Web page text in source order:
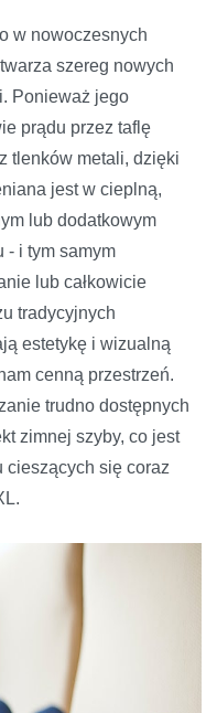
w nowoczesnych
szereg nowych
Ponieważ jego
prądu przez taflę
tlenków metali, dzięki
jest w cieplną,
lub dodatkowym
- i tym samym
lub całkowicie
tradycyjnych
estetykę i wizualną
cenną przestrzeń.
trudno dostępnych
zimnej szyby, co jest
cieszących się coraz